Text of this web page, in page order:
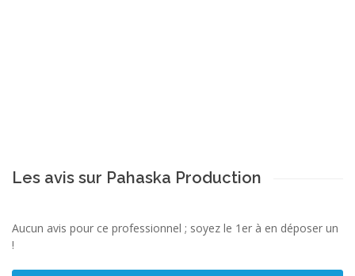
Les avis sur Pahaska Production
Aucun avis pour ce professionnel ; soyez le 1er à en déposer un
!